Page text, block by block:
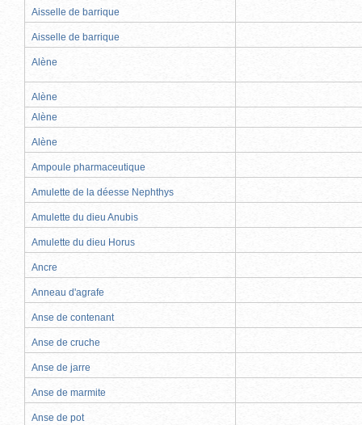
Aisselle de barrique
Aisselle de barrique
Alène
Alène
Alène
Alène
Ampoule pharmaceutique
Amulette de la déesse Nephthys
Amulette du dieu Anubis
Amulette du dieu Horus
Ancre
Anneau d'agrafe
Anse de contenant
Anse de cruche
Anse de jarre
Anse de marmite
Anse de pot